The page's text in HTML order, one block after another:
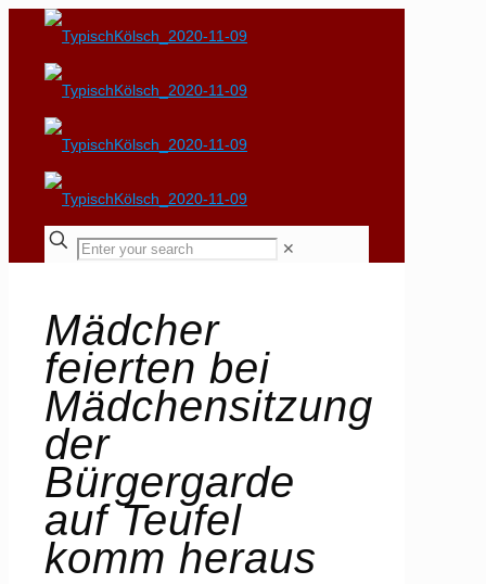
✕
Mädcher
feierten bei
Mädchensitzung
der
Bürgergarde
auf Teufel
komm heraus